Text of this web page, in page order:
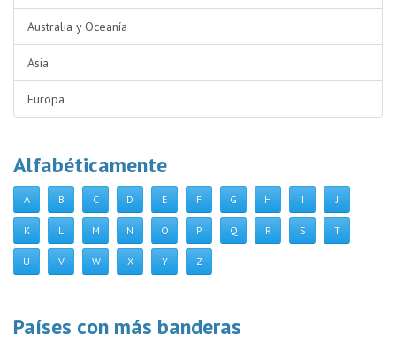
Australia y Oceanía
Asia
Europa
Alfabéticamente
A B C D E F G H I J
K L M N O P Q R S T
U V W X Y Z
Países con más banderas